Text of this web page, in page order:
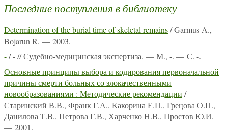
Последние поступления в библиотеку
Determination of the burial time of skeletal remains/ Garmus A.,
Bojarun R. — 2003.
-/ - // Судебно-медицинская экспертиза. — М., -. — С. -.
Основные принципы выбора и кодирования первоначальной
причины смерти больных со злокачественными
новообразованиями : Методические рекомендации /
Старинский В.В., Франк Г.А., Какорина Е.П., Грецова О.П.,
Данилова Т.В., Петрова Г.В., Харченко Н.В., Простов Ю.И.
— 2001.